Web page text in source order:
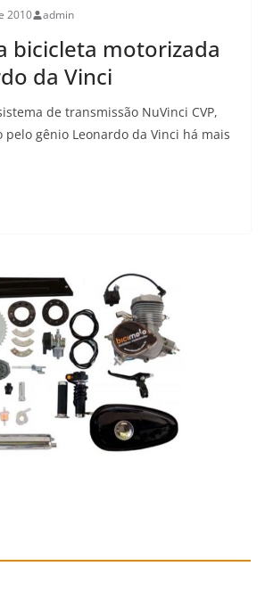
2010 admin
bicicleta motorizada
da Vinci
de transmissão NuVinci CVP,
gênio Leonardo da Vinci há mais